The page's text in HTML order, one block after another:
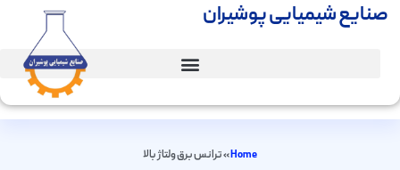
صنایع شیمیایی پوشیران
Home
»ترانس برق ولتاژ بالا